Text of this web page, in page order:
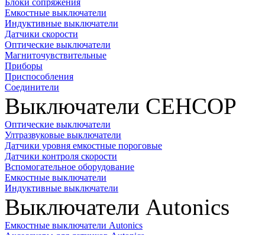
Блоки сопряжения
Емкостные выключатели
Индуктивные выключатели
Датчики скорости
Оптические выключатели
Магниточувствительные
Приборы
Приспособления
Соединители
Выключатели СЕНСОР
Оптические выключатели
Ултразвуковые выключатели
Датчики уровня емкостные пороговые
Датчики контроля скорости
Вспомогательное оборудование
Емкостные выключатели
Индуктивные выключатели
Выключатели Autonics
Емкостные выключатели Autonics